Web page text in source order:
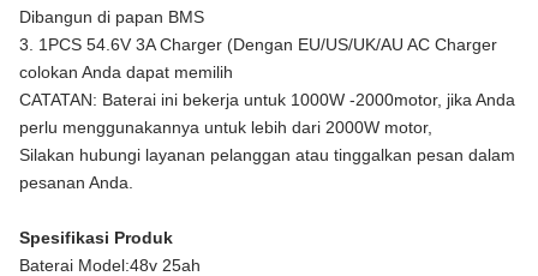
Dibangun di papan BMS
3. 1PCS 54.6V 3A Charger (Dengan EU/US/UK/AU AC Charger
colokan Anda dapat memilih
CATATAN: Baterai ini bekerja untuk 1000W -2000motor, jika Anda
perlu menggunakannya untuk lebih dari 2000W motor,
Silakan hubungi layanan pelanggan atau tinggalkan pesan dalam
pesanan Anda.
Spesifikasi Produk
Baterai Model:48v 25ah